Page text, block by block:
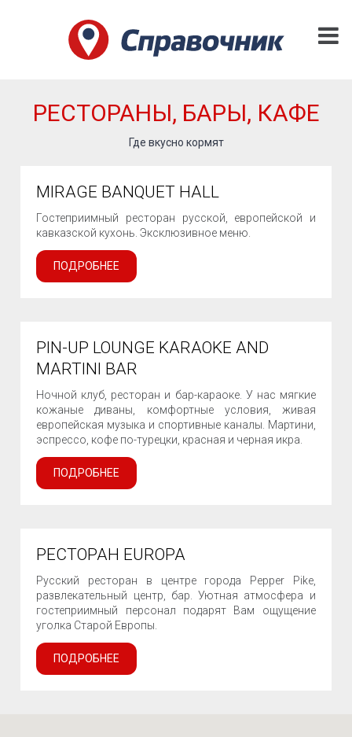
РЕСТОРАНЫ, БАРЫ, КАФЕ
Где вкусно кормят
MIRAGE BANQUET HALL
Гостеприимный ресторан русской, европейской и
кавказской кухонь. Эксклюзивное меню.
ПОДРОБНЕЕ
PIN-UP LOUNGE KARAOKE AND
MARTINI BAR
Ночной клуб, ресторан и бар-караоке. У нас мягкие
кожаные диваны, комфортные условия, живая
европейская музыка и спортивные каналы. Мартини,
эспрессо, кофе по-турецки, красная и черная икра.
ПОДРОБНЕЕ
РЕСТОРАН EUROPA
Русский ресторан в центре города Pepper Pike,
развлекательный центр, бар. Уютная атмосфера и
гостеприимный персонал подарят Вам ощущение
уголка Старой Европы.
ПОДРОБНЕЕ